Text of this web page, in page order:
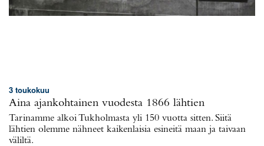
3 toukokuu
Aina ajankohtainen vuodesta 1866 lähtien
Tarinamme alkoi Tukholmasta yli 150 vuotta sitten. Siitä
lähtien olemme nähneet kaikenlaisia esineitä maan ja taivaan
väliltä.